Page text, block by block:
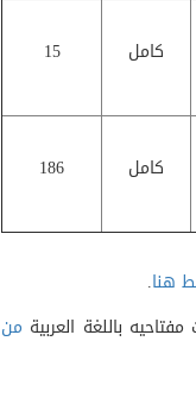
كامل 15
كامل 186
هنا.
باللغة العربية من